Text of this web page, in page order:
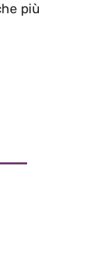
più